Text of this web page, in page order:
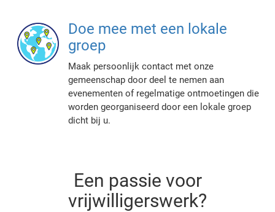
Doe mee met een lokale
groep
Maak persoonlijk contact met onze
gemeenschap door deel te nemen aan
evenementen of regelmatige ontmoetingen die
worden georganiseerd door een lokale groep
dicht bij u.
Een passie voor
vrijwilligerswerk?